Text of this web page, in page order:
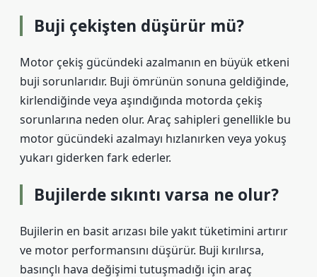
Buji çekişten düşürür mü?
Motor çekiş gücündeki azalmanın en büyük etkeni
buji sorunlarıdır. Buji ömrünün sonuna geldiğinde,
kirlendiğinde veya aşındığında motorda çekiş
sorunlarına neden olur. Araç sahipleri genellikle bu
motor gücündeki azalmayı hızlanırken veya yokuş
yukarı giderken fark ederler.
Bujilerde sıkıntı varsa ne olur?
Bujilerin en basit arızası bile yakıt tüketimini artırır
ve motor performansını düşürür. Buji kırılırsa,
basınçlı hava değişimi tutuşmadığı için araç